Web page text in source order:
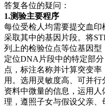
答复各位的疑问：
1.测验主要程序
每位受检人均需要提交血
采取其中的基因片段。将
列上的检验位点等位基因型
定位DNA片段中的特定部
点，标注名称并计算突变
用。选用灵敏度高、可并
资料中微量的信息，运用
理，遵照子女与假设父亲